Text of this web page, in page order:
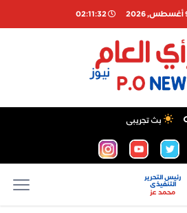
02:11:33
بث تجريبى
رئيس التحرير
التنفيذى
محمد عز